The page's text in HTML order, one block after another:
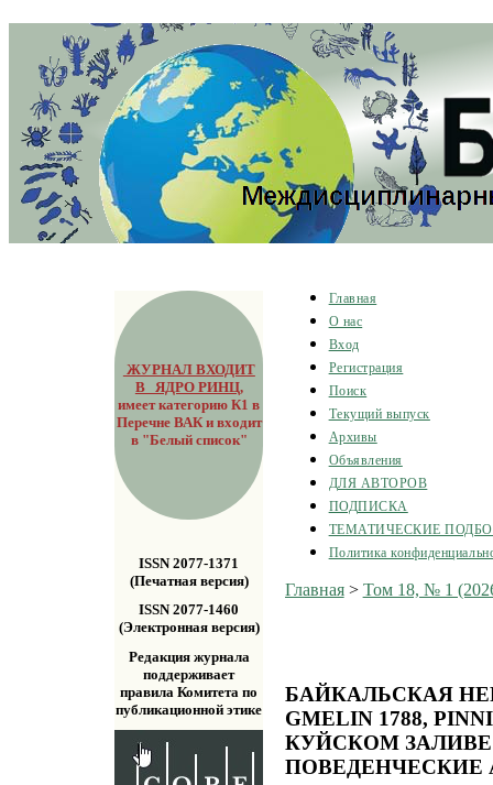
ЖУРНАЛ ВХОДИТ
В ЯДРО РИНЦ,
имеет категорию К1 в
Перечне ВАК и входит
в "Белый список"
ISSN 2077-1371
(Печатная версия)
ISSN 2077-1460
(Электронная версия)
Редакция журнала
поддерживает
правила Комитета по
публикационной этике
Главная
О нас
Вход
Регистрация
Поиск
Текущий выпуск
Архивы
Объявления
ДЛЯ АВТОРОВ
ПОДПИСКА
ТЕМАТИЧЕСКИЕ
Политика
Главная> Том 18, № 1
БАЙКАЛЬСКАЯ
GMELIN 1788,
КУЙСКОМ ЗАЛИВЕ
ПОВЕДЕНЧЕСКИЕ